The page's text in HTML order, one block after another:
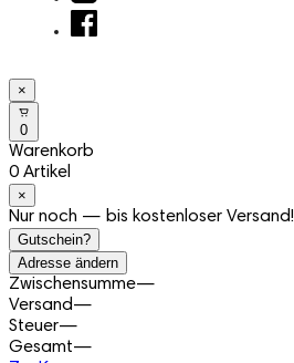
×
0
Warenkorb
0 Artikel
×
Nur noch — bis kostenloser Versand!
Gutschein?
Adresse ändern
Zwischensumme—
Versand—
Steuer—
Gesamt—